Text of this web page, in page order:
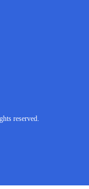
reserved.